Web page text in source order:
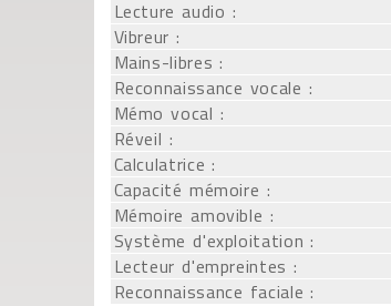
Lecture audio :
Vibreur :
Mains-libres :
Reconnaissance vocale :
Mémo vocal :
Réveil :
Calculatrice :
Capacité mémoire :
Mémoire amovible :
Système d'exploitation :
Lecteur d'empreintes :
Reconnaissance faciale :